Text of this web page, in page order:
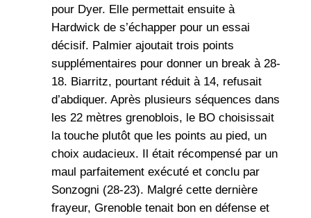
pour Dyer. Elle permettait ensuite à
Hardwick de s’échapper pour un essai
décisif. Palmier ajoutait trois points
supplémentaires pour donner un break à 28-
18. Biarritz, pourtant réduit à 14, refusait
d’abdiquer. Après plusieurs séquences dans
les 22 mètres grenoblois, le BO choisissait
la touche plutôt que les points au pied, un
choix audacieux. Il était récompensé par un
maul parfaitement exécuté et conclu par
Sonzogni (28-23). Malgré cette dernière
frayeur, Grenoble tenait bon en défense et